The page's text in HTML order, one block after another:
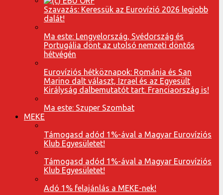
Szavazás: Keressük az Eurovízió 2026 legjobb
dalát!
Ma este: Lengyelország, Svédország és
Portugália dönt az utolsó nemzeti döntős
hétvégén
Eurovíziós hétköznapok: Románia és San
Marino dalt választ, Izrael és az Egyesült
Királyság dalbemutatót tart. Franciaország is!
Ma este: Szuper Szombat
MEKE
Támogasd adód 1%-ával a Magyar Eurovíziós
Klub Egyesületet!
Támogasd adód 1%-ával a Magyar Eurovíziós
Klub Egyesületet!
Adó 1% felajánlás a MEKE-nek!